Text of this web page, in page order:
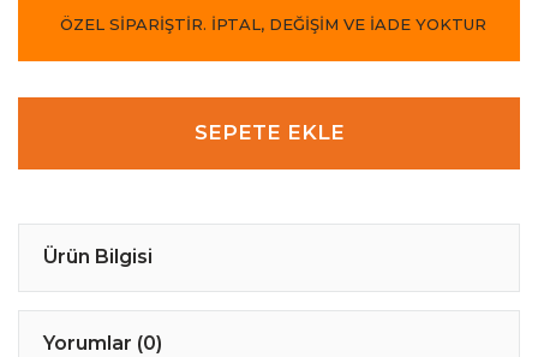
ÖZEL SİPARİŞTİR. İPTAL, DEĞİŞİM VE İADE YOKTUR
SEPETE EKLE
Ürün Bilgisi
Yorumlar (0)